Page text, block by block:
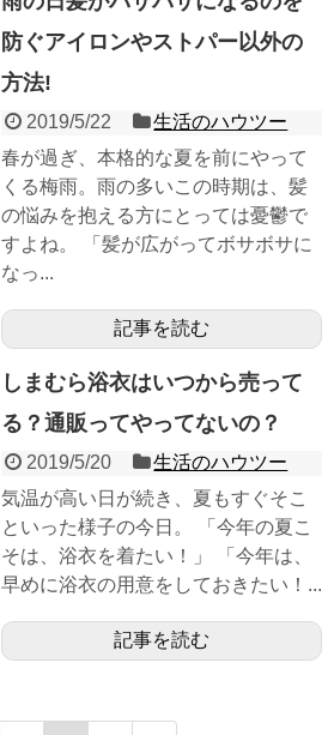
防ぐアイロンやストパー以外の
方法!
2019/5/22
生活のハウツー
春が過ぎ、本格的な夏を前にやって
くる梅雨。雨の多いこの時期は、髪
の悩みを抱える方にとっては憂鬱で
すよね。 「髪が広がってボサボサに
なっ...
記事を読む
しまむら浴衣はいつから売って
る？通販ってやってないの？
2019/5/20
生活のハウツー
気温が高い日が続き、夏もすぐそこ
といった様子の今日。 「今年の夏こ
そは、浴衣を着たい！」 「今年は、
早めに浴衣の用意をしておきたい！...
記事を読む